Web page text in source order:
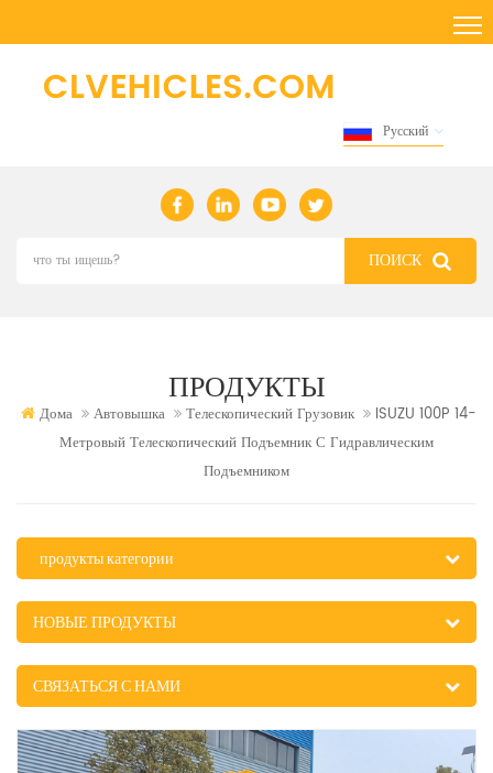
Русский
ПРОДУКТЫ
Дома Автовышка Телескопический Грузовик
ISUZU 100P 14-
Метровый Телескопический Подъемник С Гидравлическим
Подъемником
продукты категории
НОВЫЕ ПРОДУКТЫ
СВЯЗАТЬСЯ С НАМИ